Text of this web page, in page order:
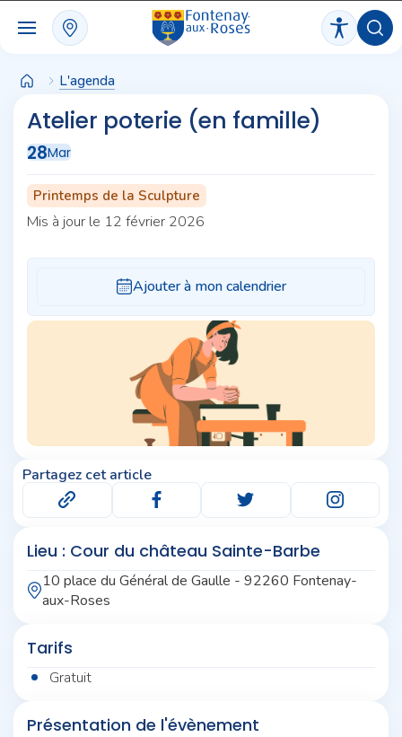
L'agenda
Atelier poterie (en famille)
28Mar
Printemps de la Sculpture
Mis à jour le 12 février 2026
Partagez cet article
Lieu : Cour du château Sainte-Barbe
10 place du Général de Gaulle - 92260 Fontenay-
aux-Roses
Tarifs
Gratuit
Présentation de l'évènement
Panneau de gestion des cookies